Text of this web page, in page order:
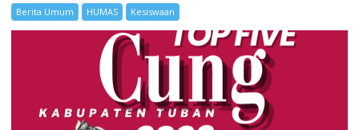
Berita Umum HUMAS Kesiswaan